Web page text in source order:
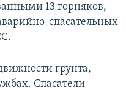
13 горняков,
спасательных
грунта,
Спасатели